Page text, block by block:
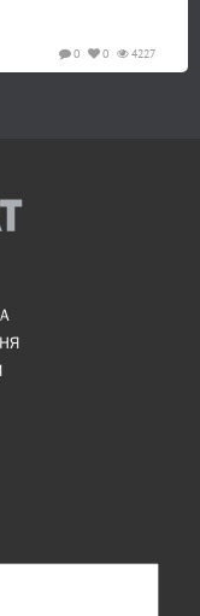
4227
0
0